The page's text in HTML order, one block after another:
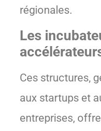
régionales.
Les
Ces structures,
aux startups et
entreprises,